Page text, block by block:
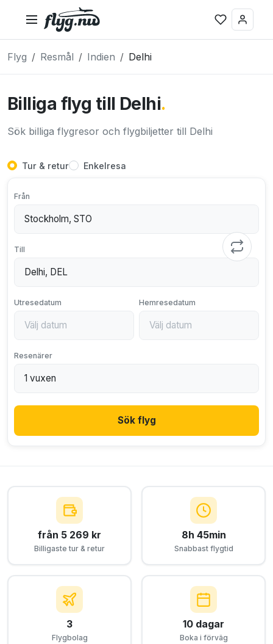
Flyg Resmål Indien Delhi
Billiga flyg till Delhi.
Sök billiga flygresor och flygbiljetter till Delhi
Tur & retur Enkelresa
Från
Till
Utresedatum Hemresedatum
Resenärer
Sök flyg
från 5 269 kr
Billigaste tur & retur
8h 45min
Snabbast flygtid
3
Flygbolag
10 dagar
Boka i förväg